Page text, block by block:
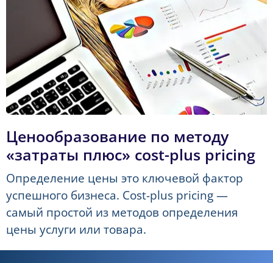
Ценообразование по методу
«затраты плюс» cost-plus pricing
Определение цены это ключевой фактор
успешного бизнеса. Cost-plus pricing —
самый простой из методов определения
цены услуги или товара.